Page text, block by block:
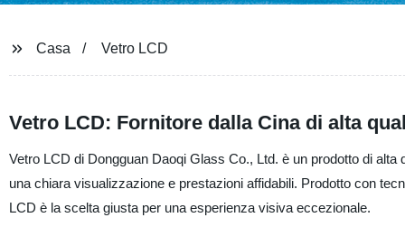
Casa Vetro LCD
Vetro LCD: Fornitore dalla Cina di alta
Vetro LCD di Dongguan Daoqi Glass Co., Ltd. è un prodotto di
una chiara visualizzazione e prestazioni affidabili. Prodotto con
LCD è la scelta giusta per una esperienza visiva eccezionale.